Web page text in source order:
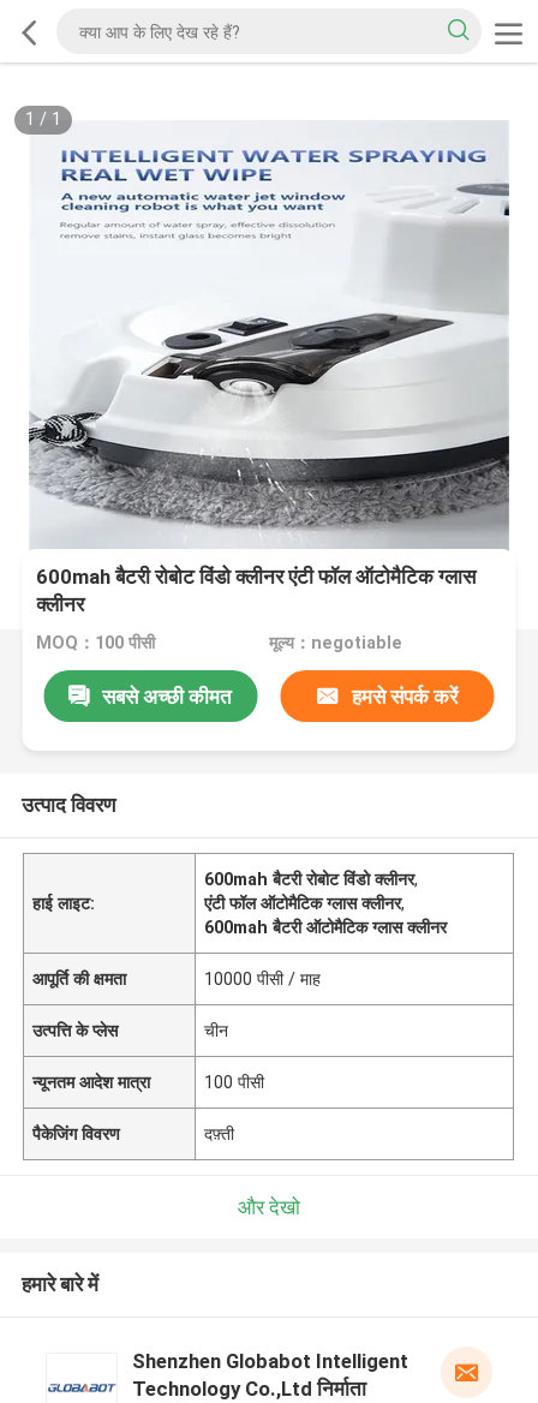
1 / 1
600mah बैटरी रोबोट विंडो क्लीनर एंटी फॉल ऑटोमैटिक ग्लास
क्लीनर
MOQ：100 पीसी मूल्य：negotiable
सबसे अच्छी कीमत हमसे संपर्क करें
उत्पाद विवरण
हाई लाइट:
600mah बैटरी रोबोट विंडो क्लीनर,
एंटी फॉल ऑटोमैटिक ग्लास क्लीनर,
600mah बैटरी ऑटोमैटिक ग्लास क्लीनर
आपूर्ति की क्षमता 10000 पीसी / माह
उत्पत्ति के प्लेस चीन
न्यूनतम आदेश मात्रा 100 पीसी
पैकेजिंग विवरण दफ़्ती
और देखो
हमारे बारे में
Shenzhen Globabot Intelligent
Technology Co.,Ltd निर्माता